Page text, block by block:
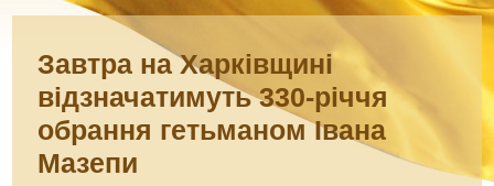
Завтра на Харківщині
відзначатимуть 330-річчя
обрання гетьманом Івана
Мазепи